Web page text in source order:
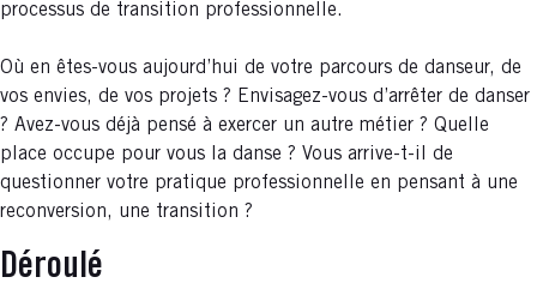
processus de transition professionnelle.
Où en êtes-vous aujourd’hui de votre parcours de danseur, de
vos envies, de vos projets ? Envisagez-vous d’arrêter de danser
? Avez-vous déjà pensé à exercer un autre métier ? Quelle
place occupe pour vous la danse ? Vous arrive-t-il de
questionner votre pratique professionnelle en pensant à une
reconversion, une transition ?
Déroulé